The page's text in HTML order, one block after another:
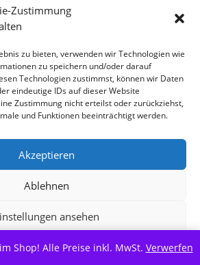
Zustimmung
zu bieten, verwenden wir Technologien wie
zu speichern und/oder darauf
Technologien zustimmst, können wir Daten
eindeutige IDs auf dieser Website
Zustimmung nicht erteilst oder zurückziehst,
und Funktionen beeinträchtigt werden.
Akzeptieren
Ablehnen
ansehen
Datenschutzerklärung
Shop! Alle Preise inkl. MwSt. Verwerfen
inkl. der gesetzlichen MwSt.
widerrufen